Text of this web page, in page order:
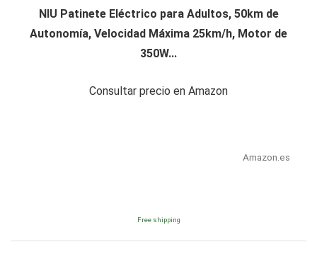
NIU Patinete Eléctrico para Adultos, 50km de
Autonomía, Velocidad Máxima 25km/h, Motor de
350W...
Consultar precio en Amazon
Amazon.es
Free shipping